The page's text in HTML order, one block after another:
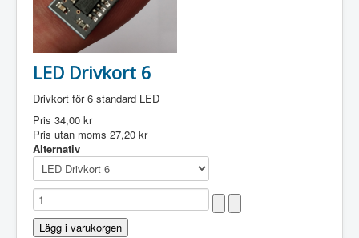
LED Drivkort 6
Drivkort för 6 standard LED
Pris 34,00 kr
Pris utan moms 27,20 kr
Alternativ